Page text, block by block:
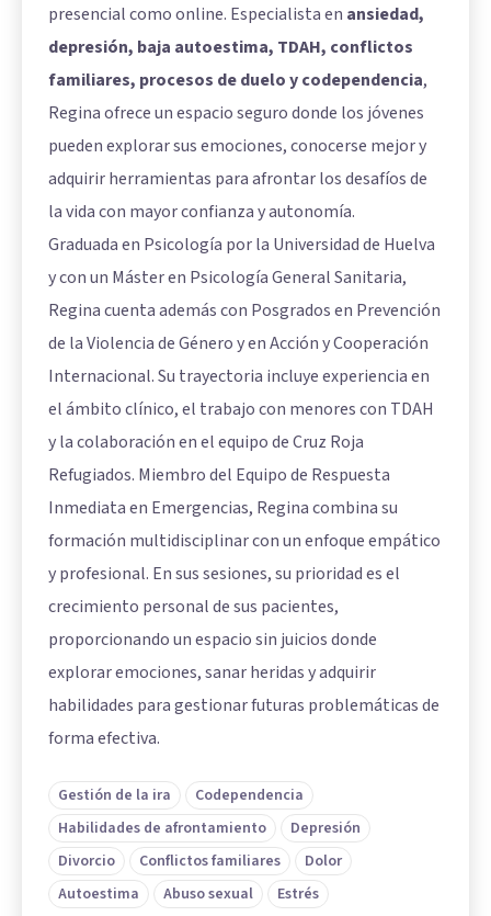
presencial como online. Especialista en ansiedad,
depresión, baja autoestima, TDAH, conflictos
familiares, procesos de duelo y codependencia,
Regina ofrece un espacio seguro donde los jóvenes
pueden explorar sus emociones, conocerse mejor y
adquirir herramientas para afrontar los desafíos de
la vida con mayor confianza y autonomía.
Graduada en Psicología por la Universidad de Huelva
y con un Máster en Psicología General Sanitaria,
Regina cuenta además con Posgrados en Prevención
de la Violencia de Género y en Acción y Cooperación
Internacional. Su trayectoria incluye experiencia en
el ámbito clínico, el trabajo con menores con TDAH
y la colaboración en el equipo de Cruz Roja
Refugiados. Miembro del Equipo de Respuesta
Inmediata en Emergencias, Regina combina su
formación multidisciplinar con un enfoque empático
y profesional. En sus sesiones, su prioridad es el
crecimiento personal de sus pacientes,
proporcionando un espacio sin juicios donde
explorar emociones, sanar heridas y adquirir
habilidades para gestionar futuras problemáticas de
forma efectiva.
Gestión de la ira
Codependencia
Habilidades de afrontamiento
Depresión
Divorcio
Conflictos familiares
Dolor
Autoestima
Abuso sexual Estrés